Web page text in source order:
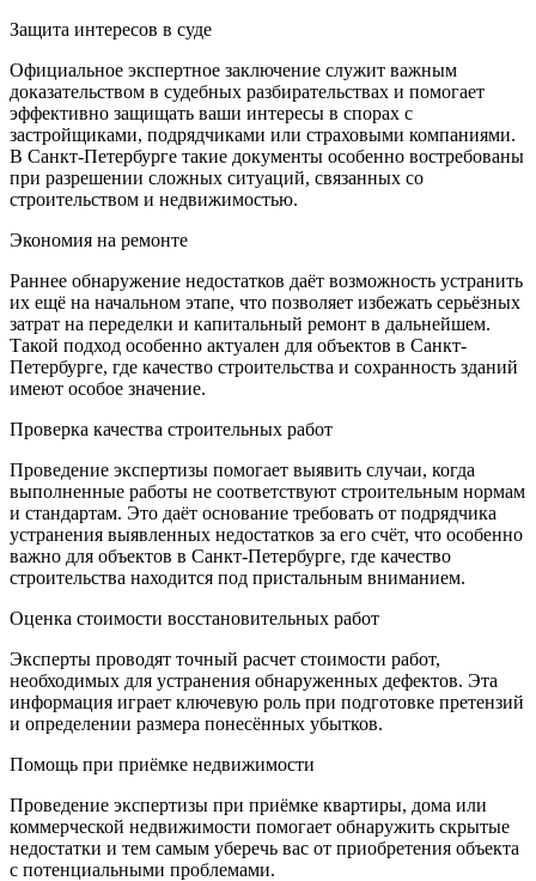
Защита интересов в суде
Официальное экспертное заключение служит важным
доказательством в судебных разбирательствах и помогает
эффективно защищать ваши интересы в спорах с
застройщиками, подрядчиками или страховыми компаниями.
В Санкт-Петербурге такие документы особенно востребованы
при разрешении сложных ситуаций, связанных со
строительством и недвижимостью.
Экономия на ремонте
Раннее обнаружение недостатков даёт возможность устранить
их ещё на начальном этапе, что позволяет избежать серьёзных
затрат на переделки и капитальный ремонт в дальнейшем.
Такой подход особенно актуален для объектов в Санкт-
Петербурге, где качество строительства и сохранность зданий
имеют особое значение.
Проверка качества строительных работ
Проведение экспертизы помогает выявить случаи, когда
выполненные работы не соответствуют строительным нормам
и стандартам. Это даёт основание требовать от подрядчика
устранения выявленных недостатков за его счёт, что особенно
важно для объектов в Санкт-Петербурге, где качество
строительства находится под пристальным вниманием.
Оценка стоимости восстановительных работ
Эксперты проводят точный расчет стоимости работ,
необходимых для устранения обнаруженных дефектов. Эта
информация играет ключевую роль при подготовке претензий
и определении размера понесённых убытков.
Помощь при приёмке недвижимости
Проведение экспертизы при приёмке квартиры, дома или
коммерческой недвижимости помогает обнаружить скрытые
недостатки и тем самым уберечь вас от приобретения объекта
с потенциальными проблемами.